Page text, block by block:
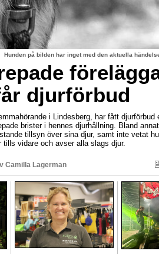
Hunden på bilden har inget med den aktuella
djurförbud
i Lindesberg, har fått djurförbud
brister i hennes djurhållning. Bland
tillsyn över sina djur, samt inte vetat
tills vidare och avser alla slags djur.
Camilla Lagerman